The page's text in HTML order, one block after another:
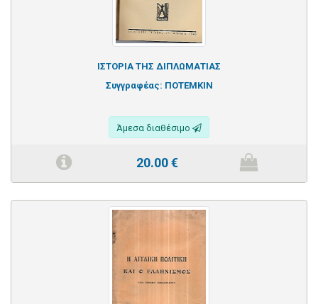
ΙΣΤΟΡΙΑ ΤΗΣ ΔΙΠΛΩΜΑΤΙΑΣ
Συγγραφέας: ΠΟΤΕΜΚΙΝ
Άμεσα διαθέσιμο
20.00€